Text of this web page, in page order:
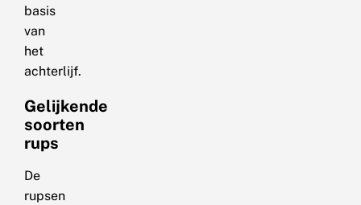
basis
van
het
achterlijf.
Gelijkende
soorten
rups
De
rupsen